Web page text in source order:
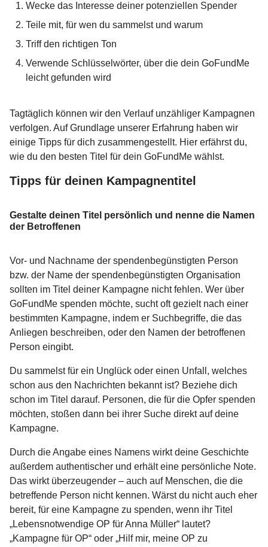
Wecke das Interesse deiner potenziellen Spender
Teile mit, für wen du sammelst und warum
Triff den richtigen Ton
Verwende Schlüsselwörter, über die dein GoFundMe
leicht gefunden wird
Tagtäglich können wir den Verlauf unzähliger Kampagnen
verfolgen. Auf Grundlage unserer Erfahrung haben wir
einige Tipps für dich zusammengestellt. Hier erfährst du,
wie du den besten Titel für dein GoFundMe wählst.
Tipps für deinen Kampagnentitel
Gestalte deinen Titel persönlich und nenne die Namen
der Betroffenen
Vor- und Nachname der spendenbegünstigten Person
bzw. der Name der spendenbegünstigten Organisation
sollten im Titel deiner Kampagne nicht fehlen. Wer über
GoFundMe spenden möchte, sucht oft gezielt nach einer
bestimmten Kampagne, indem er Suchbegriffe, die das
Anliegen beschreiben, oder den Namen der betroffenen
Person eingibt.
Du sammelst für ein Unglück oder einen Unfall, welches
schon aus den Nachrichten bekannt ist? Beziehe dich
schon im Titel darauf. Personen, die für die Opfer spenden
möchten, stoßen dann bei ihrer Suche direkt auf deine
Kampagne.
Durch die Angabe eines Namens wirkt deine Geschichte
außerdem authentischer und erhält eine persönliche Note.
Das wirkt überzeugender – auch auf Menschen, die die
betreffende Person nicht kennen. Wärst du nicht auch eher
bereit, für eine Kampagne zu spenden, wenn ihr Titel
„Lebensnotwendige OP für Anna Müller“ lautet?
„Kampagne für OP“ oder „Hilf mir, meine OP zu